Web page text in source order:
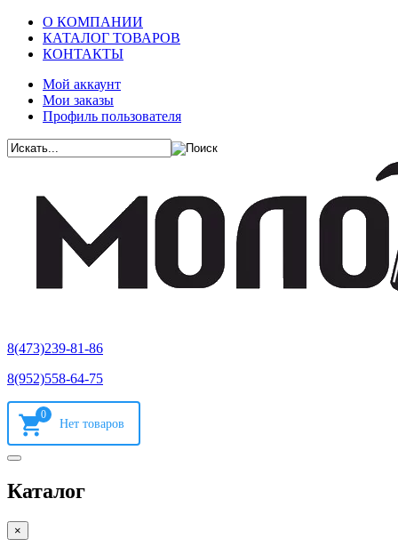
О КОМПАНИИ
КАТАЛОГ ТОВАРОВ
КОНТАКТЫ
Мой аккаунт
Мои заказы
Профиль пользователя
8(473)239-81-86
8(952)558-64-75
0
Каталог
×